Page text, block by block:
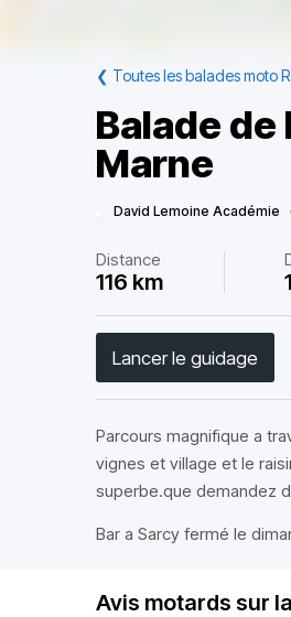
❮ Toutes les balades moto
Balade
Marne
David Lemoine Académie
Distance
116 km
Lancer le guidage
Parcours magnifique a
vignes et village et le
superbe.que demandez
Bar a Sarcy fermé le
Avis motards sur